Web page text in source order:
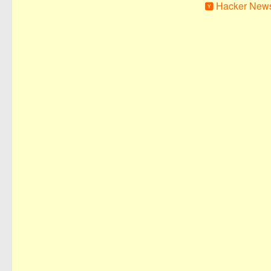
Hacker